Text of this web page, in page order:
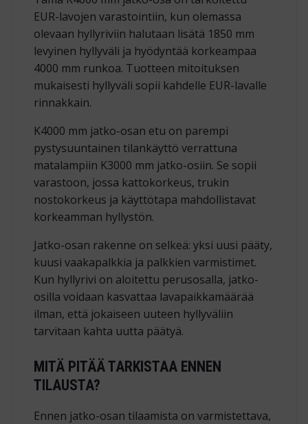
EUR-lavojen varastointiin, kun olemassa
olevaan hyllyriviin halutaan lisätä 1850 mm
levyinen hyllyväli ja hyödyntää korkeampaa
4000 mm runkoa. Tuotteen mitoituksen
mukaisesti hyllyväli sopii kahdelle EUR-lavalle
rinnakkain.
K4000 mm jatko-osan etu on parempi
pystysuuntainen tilankäyttö verrattuna
matalampiin K3000 mm jatko-osiin. Se sopii
varastoon, jossa kattokorkeus, trukin
nostokorkeus ja käyttötapa mahdollistavat
korkeamman hyllystön.
Jatko-osan rakenne on selkeä: yksi uusi pääty,
kuusi vaakapalkkia ja palkkien varmistimet.
Kun hyllyrivi on aloitettu perusosalla, jatko-
osilla voidaan kasvattaa lavapaikkamäärää
ilman, että jokaiseen uuteen hyllyväliin
tarvitaan kahta uutta päätyä.
MITÄ PITÄÄ TARKISTAA ENNEN
TILAUSTA?
Ennen jatko-osan tilaamista on varmistettava,